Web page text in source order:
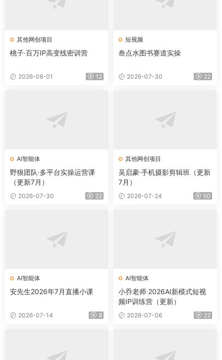
其他网创项目
桃子·百万IP高变线密训营
2026-08-01 12
短视频
叁点水图书赛道实操
2026-07-30 22
AI智能体
野狼团队·多平台实操运营课
（更新7月）
2026-07-30 22
其他网创项目
吴启豪·手机摄影剪辑班（更新
7月）
2026-07-24 50
AI智能体
安先生2026年7月直播小课
2026-07-14 8
AI智能体
小乔老师·2026AI新模式短视
频IP训练营（更新）
2026-07-06 22